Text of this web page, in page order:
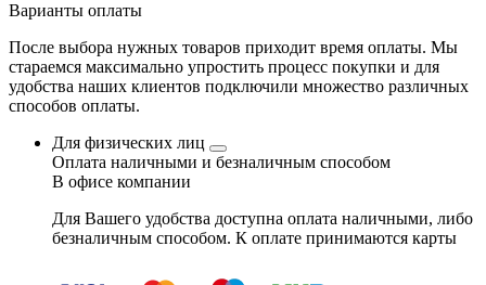
Варианты оплаты
После выбора нужных товаров приходит время оплаты. Мы
стараемся максимально упростить процесс покупки и для
удобства наших клиентов подключили множество различных
способов оплаты.
Для физических лиц
Оплата наличными и безналичным способом
В офисе компании
Для Вашего удобства доступна оплата наличными, либо
безналичным способом. К оплате принимаются карты